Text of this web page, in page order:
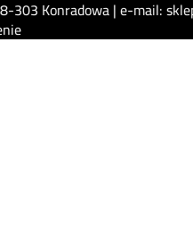
303 Konradowa | e-mail: